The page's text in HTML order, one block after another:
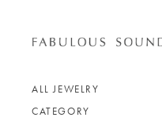
ALL JEWELRY
CATEGORY